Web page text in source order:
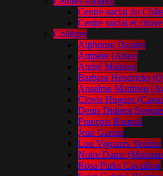
Centre social du
Centre social et
Collèges
Alphonse Daudet
Ampère (Arles)
André Malraux
Barbara Hendricks
Anselme Matthieu
Clovis Hugues
Denis Diderot
François Raspail
Jean Garcin
Lou Vignarès Vedène
Notre Dame
Rosa Parks Cavaillon